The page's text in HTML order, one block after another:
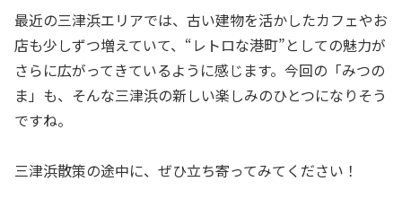
最近の三津浜エリアでは、古い建物を活かしたカフェやお
店も少しずつ増えていて、“レトロな港町”としての魅力が
さらに広がってきているように感じます。今回の「みつの
ま」も、そんな三津浜の新しい楽しみのひとつになりそう
ですね。
三津浜散策の途中に、ぜひ立ち寄ってみてください！